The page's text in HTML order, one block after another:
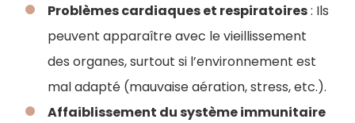
Problèmes cardiaques et respiratoires: Ils
peuvent apparaître avec le vieillissement
des organes, surtout si l’environnement est
mal adapté (mauvaise aération, stress, etc.).
Affaiblissement du système immunitaire